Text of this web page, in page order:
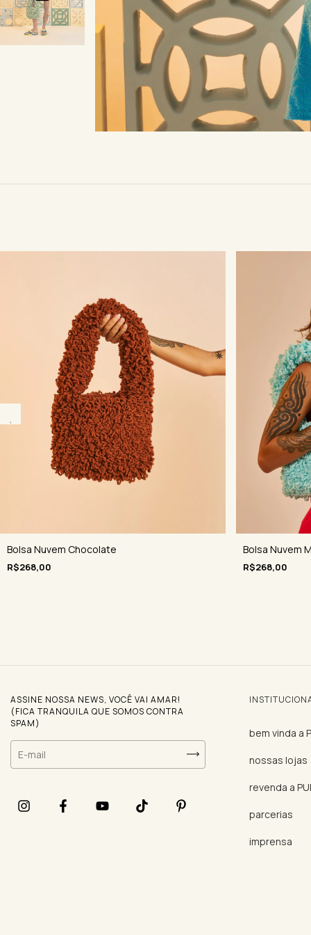
Bolsa Nuvem Chocolate
R$268,00
Bolsa Nuvem
R$268,00
ASSINE NOSSA NEWS, VOCÊ VAI AMAR!
(FICA TRANQUILA QUE SOMOS CONTRA
SPAM)
bem vinda a
nossas lojas
revenda a
parcerias
imprensa